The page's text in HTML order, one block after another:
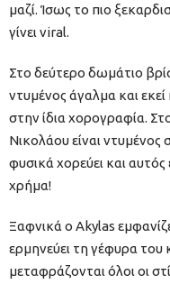
μαζί. Ίσως το πιο
γίνει viral.
Στο δεύτερο δωμάτιο
ντυμένος άγαλμα και εκεί
στην ίδια χορογραφία.
Νικολάου είναι
φυσικά χορεύει και αυτός
χρήμα!
Ξαφνικά ο Akylas
ερμηνεύει τη γέφυρα του
μεταφράζονται όλοι οι